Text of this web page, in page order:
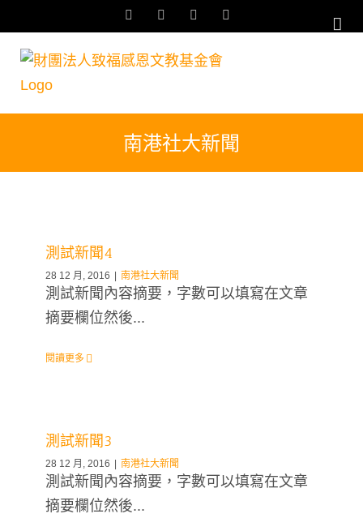
to
content
FacebookYouTubeEmail:
南港社大新聞
測試新聞4
28 12 月, 2016 南港社大新聞
測試新聞內容摘要，字數可以填寫在文章
摘要欄位然後...
閱讀更多
測試新聞3
28 12 月, 2016 南港社大新聞
測試新聞內容摘要，字數可以填寫在文章
摘要欄位然後...